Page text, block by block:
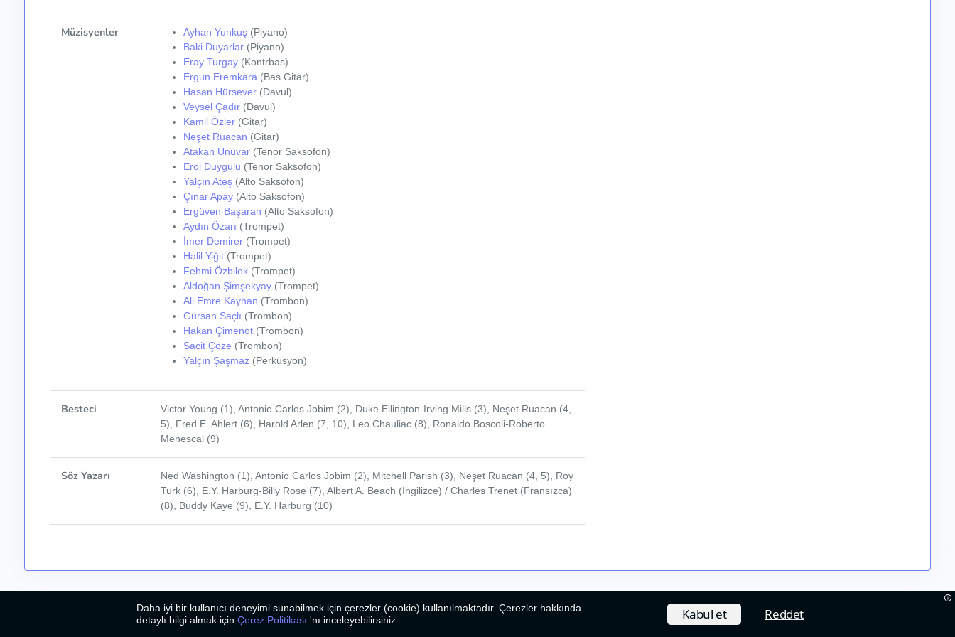
Müzisyenler Ayhan Yunkuş(Piyano)
Baki Duyarlar(Piyano)
Eray Turgay(Kontrbas)
Ergun Eremkara (Bas Gitar)
Hasan Hürsever(Davul)
Veysel Çadır(Davul)
Kamil Özler(Gitar)
Neşet Ruacan (Gitar)
Atakan Ünüvar(Tenor Saksofon)
Erol Duygulu (Tenor Saksofon)
Yalçın Ateş(Alto Saksofon)
Çınar Apay(Alto Saksofon)
Ergüven Başaran (Alto Saksofon)
Aydın Özarı (Trompet)
İmer Demirer(Trompet)
Halil Yiğit(Trompet)
Fehmi Özbilek(Trompet)
Aldoğan Şimşekyay(Trompet)
Ali Emre Kayhan (Trombon)
Gürsan Saçlı (Trombon)
Hakan Çimenot(Trombon)
Sacit Çöze (Trombon)
Yalçın Şaşmaz (Perküsyon)
Besteci
Victor Young (1), Antonio Carlos Jobim (2), Duke Ellington-Irving Mills (3), Neşet Ruacan (4,
5), Fred E. Ahlert (6), Harold Arlen (7, 10), Leo Chauliac (8), Ronaldo Boscoli-Roberto
Menescal (9)
Söz Yazarı
Ned Washington (1), Antonio Carlos Jobim (2), Mitchell Parish (3), Neşet Ruacan (4, 5), Roy
Turk (6), E.Y. Harburg-Billy Rose (7), Albert A. Beach (İngilizce) / Charles Trenet (Fransızca)
(8), Buddy Kaye (9), E.Y. Harburg (10)
Bizim Caz Hakkımızda Çerez Politikası
Daha iyi bir kullanıcı deneyimi sunabilmek için çerezler (cookie) kullanılmaktadır. Çerezler hakkında
detaylı bilgi almak için Çerez Politikası 'nı inceleyebilirsiniz. Kabul et Reddet